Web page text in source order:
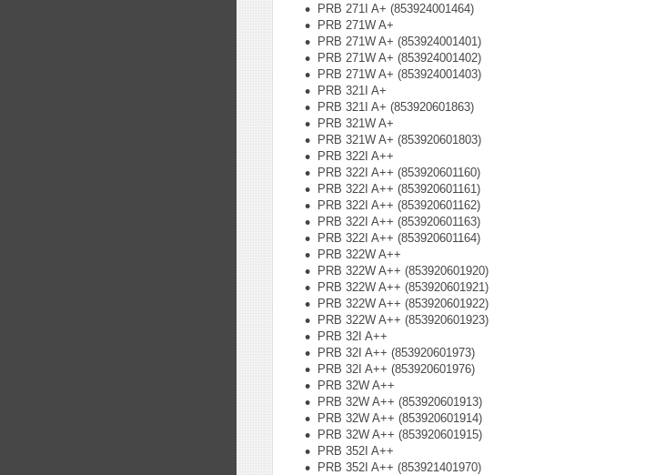
PRB 271I A+ (853924001464)
PRB 271W A+
PRB 271W A+ (853924001401)
PRB 271W A+ (853924001402)
PRB 271W A+ (853924001403)
PRB 321I A+
PRB 321I A+ (853920601863)
PRB 321W A+
PRB 321W A+ (853920601803)
PRB 322I A++
PRB 322I A++ (853920601160)
PRB 322I A++ (853920601161)
PRB 322I A++ (853920601162)
PRB 322I A++ (853920601163)
PRB 322I A++ (853920601164)
PRB 322W A++
PRB 322W A++ (853920601920)
PRB 322W A++ (853920601921)
PRB 322W A++ (853920601922)
PRB 322W A++ (853920601923)
PRB 32I A++
PRB 32I A++ (853920601973)
PRB 32I A++ (853920601976)
PRB 32W A++
PRB 32W A++ (853920601913)
PRB 32W A++ (853920601914)
PRB 32W A++ (853920601915)
PRB 352I A++
PRB 352I A++ (853921401970)